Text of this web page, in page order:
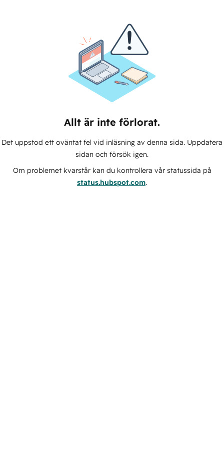
Allt är inte förlorat.
Det uppstod ett oväntat fel vid inläsning av denna sida. Uppdatera
sidan och försök igen.
Om problemet kvarstår kan du kontrollera vår statussida på
status.hubspot.com.